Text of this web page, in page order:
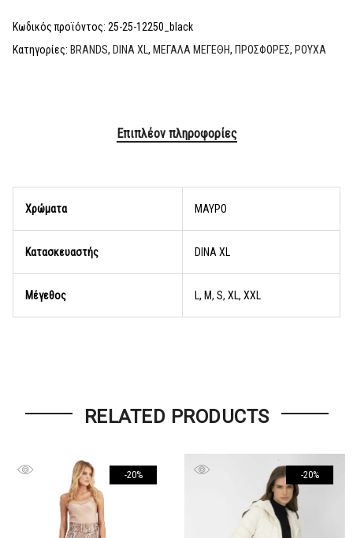
Κωδικός προϊόντος: 25-25-12250_black
Κατηγορίες: BRANDS, DINA XL , ΜΕΓΑΛΑ ΜΕΓΕΘΗ, ΠΡΟΣΦΟΡΕΣ, ΡΟΥΧΑ
Επιπλέον πληροφορίες
Χρώματα ΜΑΥΡΟ
Κατασκευαστής DINA XL
Μέγεθος L, M, S, XL, XXL
RELATED PRODUCTS
-20% -20%